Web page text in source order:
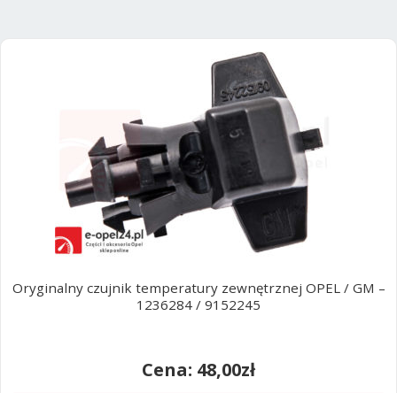
Oryginalny czujnik temperatury zewnętrznej OPEL / GM –
1236284 / 9152245
48,00zł